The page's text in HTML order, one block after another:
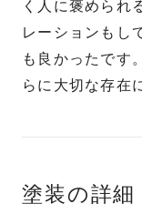
く人に褒められ
レーションもし
も良かったです
らに大切な存在
塗装の詳細